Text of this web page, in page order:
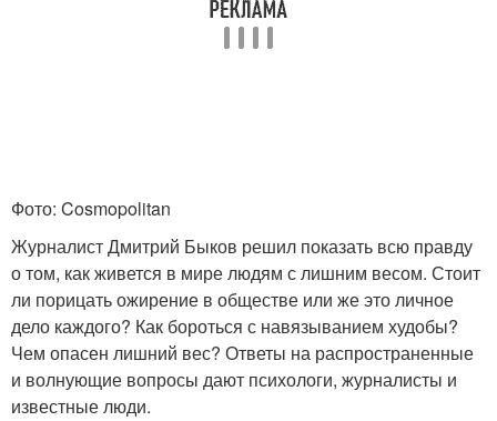
Фото: Cosmopolitan
Журналист Дмитрий Быков решил показать всю правду
о том, как живется в мире людям с лишним весом. Стоит
ли порицать ожирение в обществе или же это личное
дело каждого? Как бороться с навязыванием худобы?
Чем опасен лишний вес? Ответы на распространенные
и волнующие вопросы дают психологи, журналисты и
известные люди.